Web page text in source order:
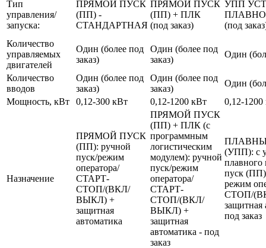
Тип
управления/
запуска:
ПРЯМОЙ ПУСК
(ПП) -
СТАНДАРТНАЯ
ПРЯМОЙ ПУСК
(ПП) + ПЛК
(под заказ)
УПП
(под
Количество
управляемых
двигателей
Один (более под
заказ)
Один (более под
заказ)
Один
Количество
вводов
Один (более под
заказ)
Один (более под
заказ)
Один
Мощность, кВт
0,12-300 кВт 0,12-1200 кВт 0,12-1200
Назначение
ПРЯМОЙ ПУСК
(ПП): ручной
пуск/режим
оператора/
СТАРТ-
СТОП/(ВКЛ/
ВЫКЛ) +
защитная
автоматика
ПРЯМОЙ ПУСК
(ПП) + ПЛК (с
программным
логистическим
модулем): ручной
пуск/режим
оператора/
СТАРТ-
СТОП/(ВКЛ/
ВЫКЛ) +
защитная
автоматика - под
заказ
(УПП): с
плавного
пуск
режим
СТОП/
защитная
под заказ